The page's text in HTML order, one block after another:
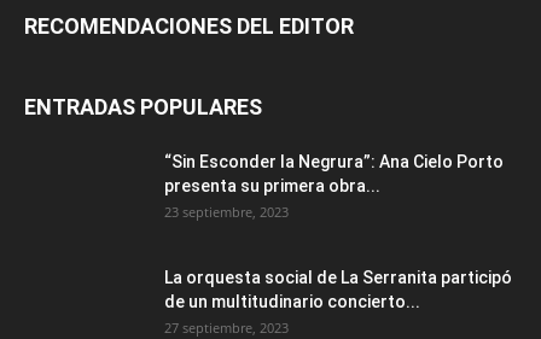
RECOMENDACIONES DEL EDITOR
ENTRADAS POPULARES
“Sin Esconder la Negrura”: Ana Cielo Porto
presenta su primera obra...
23 septiembre, 2023
La orquesta social de La Serranita participó
de un multitudinario concierto...
27 septiembre, 2023